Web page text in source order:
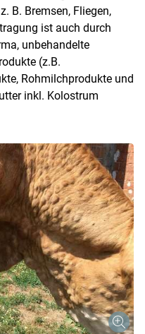
B. Bremsen, Fliegen,
ist auch durch
unbehandelte
(z.B.
Rohmilchprodukte und
inkl. Kolostrum